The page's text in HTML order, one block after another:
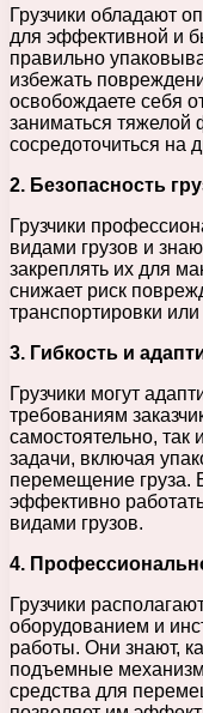
Грузчики обладают
для эффективной и
правильно
избежать
освобождаете себя
заниматься тяжелой
сосредоточиться на
2. Безопасность
Грузчики
видами грузов и
закреплять их для
снижает риск
транспортировки
3. Гибкость и
Грузчики могут
требованиям
самостоятельно,
задачи, включая
перемещение груза.
эффективно
видами грузов.
4.
Грузчики
оборудованием и
работы. Они знают,
подъемные
средства для